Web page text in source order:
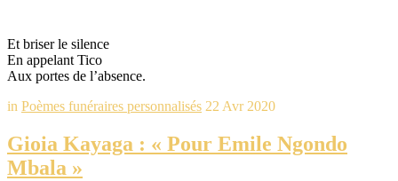
Et briser le silence
En appelant Tico
Aux portes de l’absence.
in Poèmes funéraires personnalisés 22 Avr 2020
Gioia Kayaga : « Pour Emile Ngondo
Mbala »